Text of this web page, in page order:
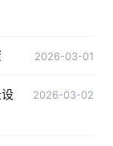
2026-03-01
2026-03-02